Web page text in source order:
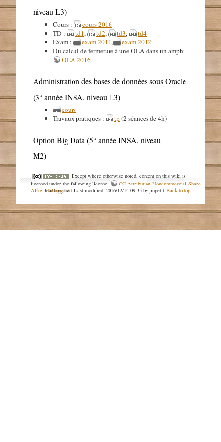
niveau L3)
Cours :
cours 2016
TD :
td1, td2, td3,
td4
Exam :
exam 2011,
exam 2012
Du calcul de fermeture à une OLA dans un amphi
OLA 2016
Administration des bases de données sous Oracle
(3° année INSA, niveau L3)
cours
Travaux pratiques :
tp(2 séances de 4h)
Option Big Data (5° année INSA, niveau
M2)
Except where otherwise noted, content on this wiki is
licensed under the following license:
CC Attribution-Noncommercial-Share
Alike 3.0 Unported
teaching.txt· Last modified: 2016/12/14 09:35 byjmpetit Back to top